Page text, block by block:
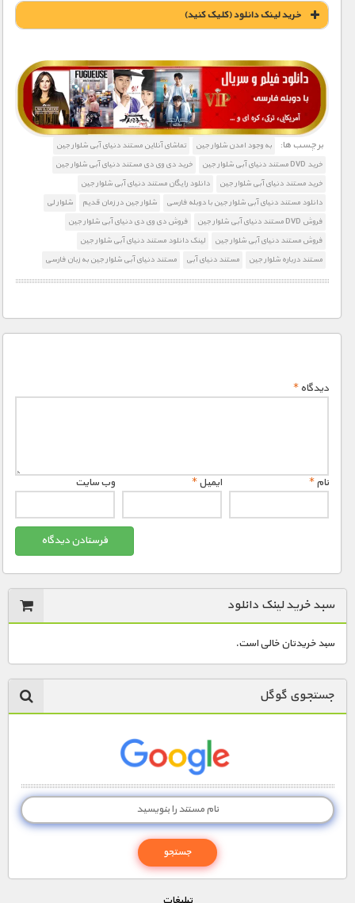
خريد لينک دانلود (کليک کنيد)
1900 تومان – خريد لينک دانلود (افزودن به سبد خريد)
برچسب ها: به وجود امدن شلوار جین
تماشای آنلاین مستند دنیای آبی شلوار جین
خرید DVD مستند دنیای آبی شلوار جین
خرید دی وی دی مستند دنیای آبی شلوار جین
خرید مستند دنیای آبی شلوار جین
دانلود رایگان مستند دنیای آبی شلوار جین
دانلود مستند دنیای آبی شلوار جین با دوبله فارسی
شلوار جین در زمان قدیم
شلوار لی
فروش DVD مستند دنیای آبی شلوار جین
فروش دی وی دی دنیای آبی شلوار جین
فروش مستند دنیای آبی شلوار جین
لینک دانلود مستند دنیای آبی شلوار جین
مستند درباره شلوار جین
مستند دنیای آبی مستند دنیای آبی شلوار جین به زبان فارسی
دیدگاه*
نام* ایمیل* وب‌ سایت
سبد خرید لینک دانلود
سبد خریدتان خالی است.
جستجوی گوگل